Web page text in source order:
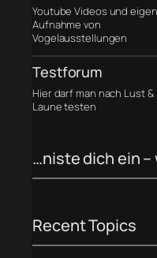
Youtube Videos und
Aufnahme von
Vogelausstellungen
Testforum
Hier darf man nach Lust &
Laune testen
…niste dich ein
Recent Topics